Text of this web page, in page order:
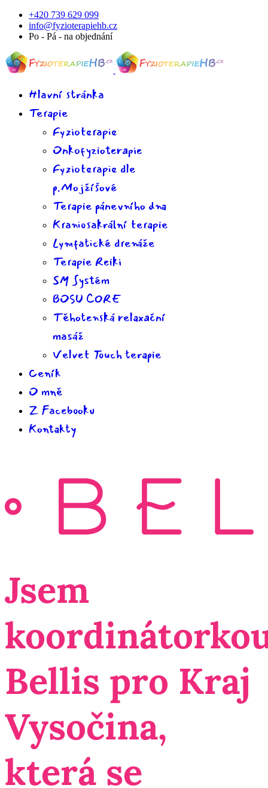
+420 739 629 099
info@fyzioterapiehb.cz
Po - Pá - na objednání
Hlavní stránka
Terapie
Fyzioterapie
Onkofyzioterapie
Fyzioterapie dle
p.Mojžíšové
Terapie pánevního dna
Kraniosakrální terapie
Lymfatické drenáže
Terapie Reiki
SM Systém
BOSU CORE
Těhotenská relaxační
masáž
Velvet Touch terapie
Ceník
O mně
Z Facebooku
Kontakty
Jsem
Bellis pro Kraj
Vysočina,
která se